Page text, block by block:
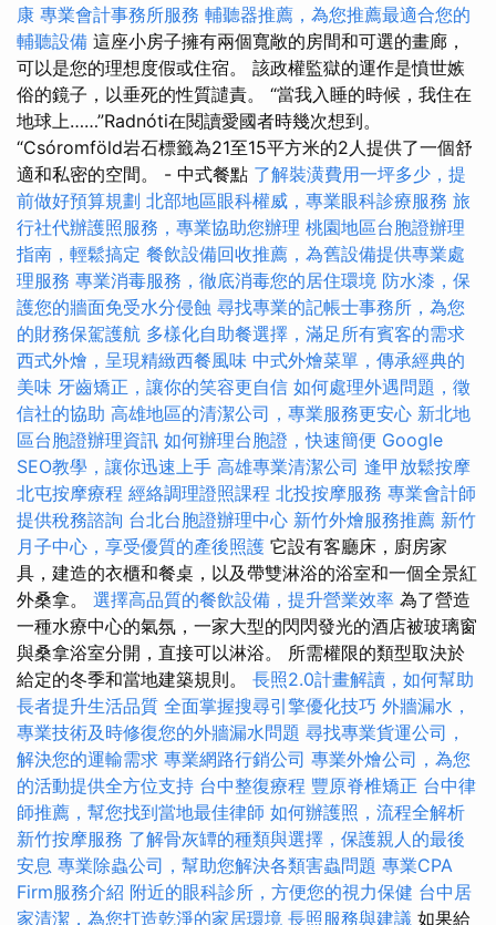
康 專業會計事務所服務 輔聽器推薦，為您推薦最適合您的
輔聽設備 這座小房子擁有兩個寬敞的房間和可選的畫廊，
可以是您的理想度假或住宿。 該政權監獄的運作是憤世嫉
俗的鏡子，以垂死的性質譴責。 “當我入睡的時候，我住在
地球上……”Radnóti在閱讀愛國者時幾次想到。
“Csóromföld岩石標籤為21至15平方米的2人提供了一個舒
適和私密的空間。 - 中式餐點 了解裝潢費用一坪多少，提
前做好預算規劃 北部地區眼科權威，專業眼科診療服務 旅
行社代辦護照服務，專業協助您辦理 桃園地區台胞證辦理
指南，輕鬆搞定 餐飲設備回收推薦，為舊設備提供專業處
理服務 專業消毒服務，徹底消毒您的居住環境 防水漆，保
護您的牆面免受水分侵蝕 尋找專業的記帳士事務所，為您
的財務保駕護航 多樣化自助餐選擇，滿足所有賓客的需求
西式外燴，呈現精緻西餐風味 中式外燴菜單，傳承經典的
美味 牙齒矯正，讓你的笑容更自信 如何處理外遇問題，徵
信社的協助 高雄地區的清潔公司，專業服務更安心 新北地
區台胞證辦理資訊 如何辦理台胞證，快速簡便 Google
SEO教學，讓你迅速上手 高雄專業清潔公司 逢甲放鬆按摩
北屯按摩療程 經絡調理證照課程 北投按摩服務 專業會計師
提供稅務諮詢 台北台胞證辦理中心 新竹外燴服務推薦 新竹
月子中心，享受優質的產後照護 它設有客廳床，廚房家
具，建造的衣櫃和餐桌，以及帶雙淋浴的浴室和一個全景紅
外桑拿。 選擇高品質的餐飲設備，提升營業效率 為了營造
一種水療中心的氣氛，一家大型的閃閃發光的酒店被玻璃窗
與桑拿浴室分開，直接可以淋浴。 所需權限的類型取決於
給定的冬季和當地建築規則。 長照2.0計畫解讀，如何幫助
長者提升生活品質 全面掌握搜尋引擎優化技巧 外牆漏水，
專業技術及時修復您的外牆漏水問題 尋找專業貨運公司，
解決您的運輸需求 專業網路行銷公司 專業外燴公司，為您
的活動提供全方位支持 台中整復療程 豐原脊椎矯正 台中律
師推薦，幫您找到當地最佳律師 如何辦護照，流程全解析
新竹按摩服務 了解骨灰罈的種類與選擇，保護親人的最後
安息 專業除蟲公司，幫助您解決各類害蟲問題 專業CPA
Firm服務介紹 附近的眼科診所，方便您的視力保健 台中居
家清潔，為您打造乾淨的家居環境 長照服務與建議 如果給